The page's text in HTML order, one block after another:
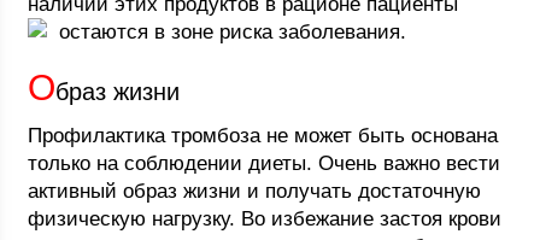
остаются в зоне риска заболевания.
Образ жизни
Профилактика тромбоза не может быть основана
только на соблюдении диеты. Очень важно вести
активный образ жизни и получать достаточную
физическую нагрузку. Во избежание застоя крови